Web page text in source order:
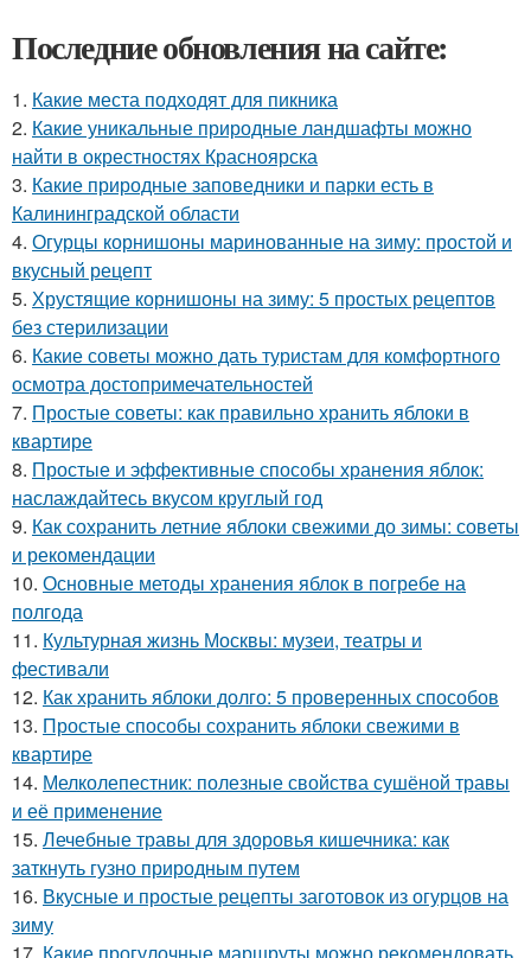
Последние обновления на сайте:
1. Какие места подходят для пикника
2. Какие уникальные природные ландшафты можно
найти в окрестностях Красноярска
3. Какие природные заповедники и парки есть в
Калининградской области
4. Огурцы корнишоны маринованные на зиму: простой и
вкусный рецепт
5. Хрустящие корнишоны на зиму: 5 простых рецептов
без стерилизации
6. Какие советы можно дать туристам для комфортного
осмотра достопримечательностей
7. Простые советы: как правильно хранить яблоки в
квартире
8. Простые и эффективные способы хранения яблок:
наслаждайтесь вкусом круглый год
9. Как сохранить летние яблоки свежими до зимы: советы
и рекомендации
10. Основные методы хранения яблок в погребе на
полгода
11. Культурная жизнь Москвы: музеи, театры и
фестивали
12. Как хранить яблоки долго: 5 проверенных способов
13. Простые способы сохранить яблоки свежими в
квартире
14. Мелколепестник: полезные свойства сушёной травы
и её применение
15. Лечебные травы для здоровья кишечника: как
заткнуть гузно природным путем
16. Вкусные и простые рецепты заготовок из огурцов на
зиму